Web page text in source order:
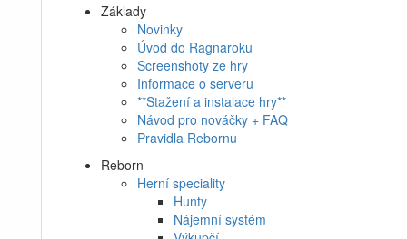
Základy
Novinky
Úvod do Ragnaroku
Screenshoty ze hry
Informace o serveru
**Stažení a instalace hry**
Návod pro nováčky + FAQ
Pravidla Rebornu
Reborn
Herní speciality
Hunty
Nájemní systém